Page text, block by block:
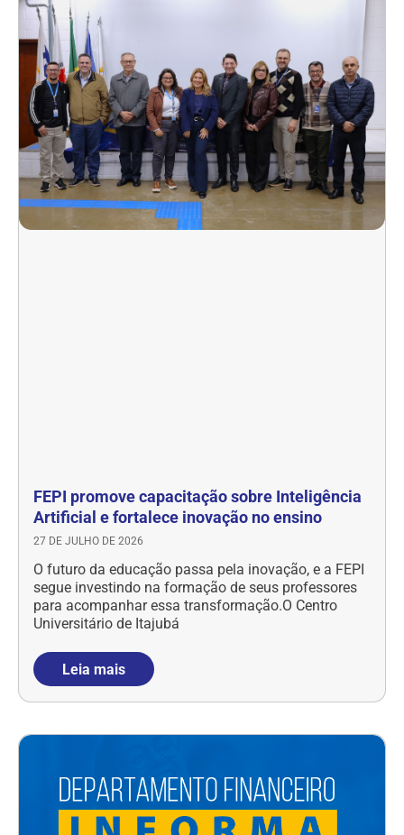
FEPI promove capacitação sobre Inteligência
Artificial e fortalece inovação no ensino
27 DE JULHO DE 2026
O futuro da educação passa pela inovação, e a FEPI
segue investindo na formação de seus professores
para acompanhar essa transformação.O Centro
Universitário de Itajubá
Leia mais